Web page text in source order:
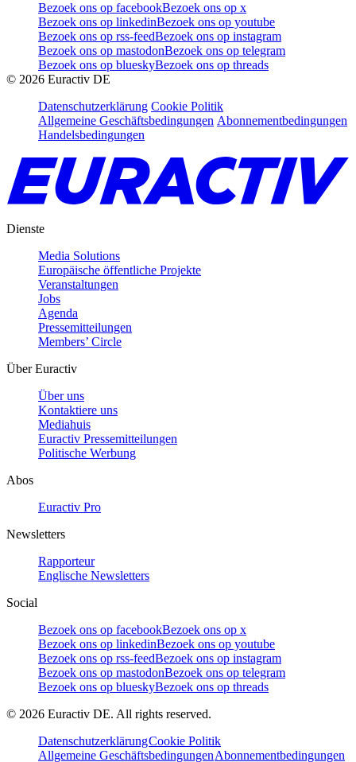
Bezoek ons op facebookBezoek ons op x
Bezoek ons op linkedinBezoek ons op youtube
Bezoek ons op rss-feedBezoek ons op instagram
Bezoek ons op mastodonBezoek ons op telegram
Bezoek ons op blueskyBezoek ons op threads
© 2026 Euractiv DE
Datenschutzerklärung Cookie Politik
Allgemeine Geschäftsbedingungen Abonnementbedingungen
Handelsbedingungen
Dienste
Media Solutions
Europäische öffentliche Projekte
Veranstaltungen
Jobs
Agenda
Pressemitteilungen
Members’ Circle
Über Euractiv
Über uns
Kontaktiere uns
Mediahuis
Euractiv Pressemitteilungen
Politische Werbung
Abos
Euractiv Pro
Newsletters
Rapporteur
Englische Newsletters
Social
Bezoek ons op facebookBezoek ons op x
Bezoek ons op linkedinBezoek ons op youtube
Bezoek ons op rss-feedBezoek ons op instagram
Bezoek ons op mastodonBezoek ons op telegram
Bezoek ons op blueskyBezoek ons op threads
© 2026 Euractiv DE. All rights reserved.
DatenschutzerklärungCookie Politik
Allgemeine GeschäftsbedingungenAbonnementbedingungen